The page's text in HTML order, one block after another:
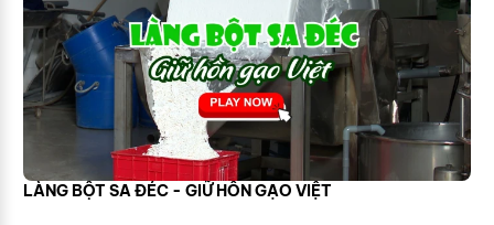
LÀNG BỘT SA ĐÉC - GIỮ HỒN GẠO VIỆT